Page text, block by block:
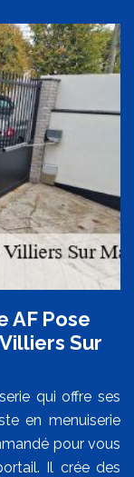
AF Pose
Sur
qui offre ses
en menuiserie
pour vous
Il crée des